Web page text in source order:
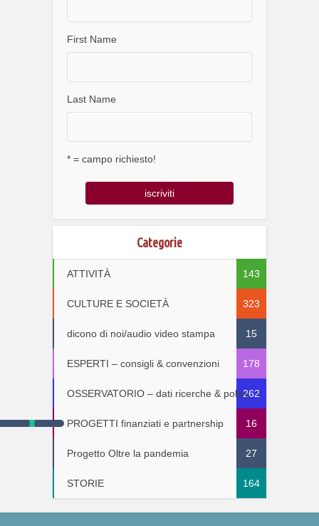
First Name
Last Name
* = campo richiesto!
Categorie
ATTIVITÀ 143
CULTURE E SOCIETÀ 323
dicono di noi/audio video stampa 15
ESPERTI – consigli & convenzioni 178
OSSERVATORIO – dati ricerche & policy262
PROGETTI finanziati e partnership 16
Progetto Oltre la pandemia 27
STORIE 164